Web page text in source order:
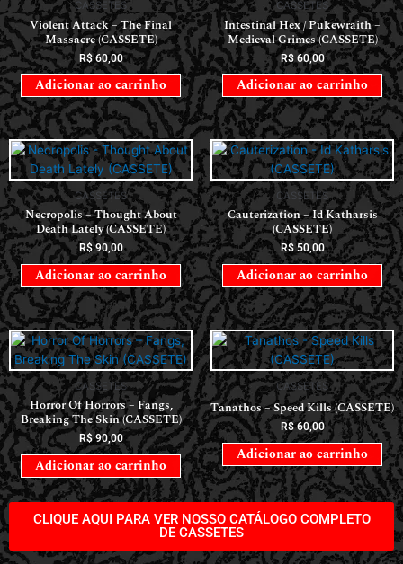
CASSETES
Violent Attack – The Final
Massacre (CASSETE)
R$60,00
Adicionar ao carrinho
CASSETES
Intestinal Hex / Pukewraith –
Medieval Grimes (CASSETE)
R$60,00
Adicionar ao carrinho
CASSETES
Necropolis – Thought About
Death Lately (CASSETE)
R$90,00
Adicionar ao carrinho
CASSETES
Cauterization – Id Katharsis
(CASSETE)
R$50,00
Adicionar ao carrinho
CASSETES
Horror Of Horrors ‎– Fangs,
Breaking The Skin (CASSETE)
R$90,00
Adicionar ao carrinho
CASSETES
Tanathos – Speed Kills (CASSETE)
R$60,00
Adicionar ao carrinho
CLIQUE AQUI PARA VER NOSSO CATÁLOGO COMPLETO
DE CASSETES